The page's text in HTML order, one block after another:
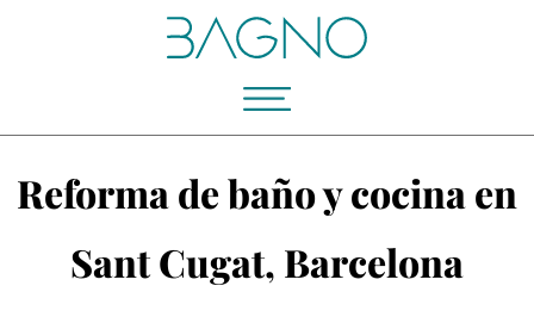
Reforma de baño y cocina en
Sant Cugat, Barcelona